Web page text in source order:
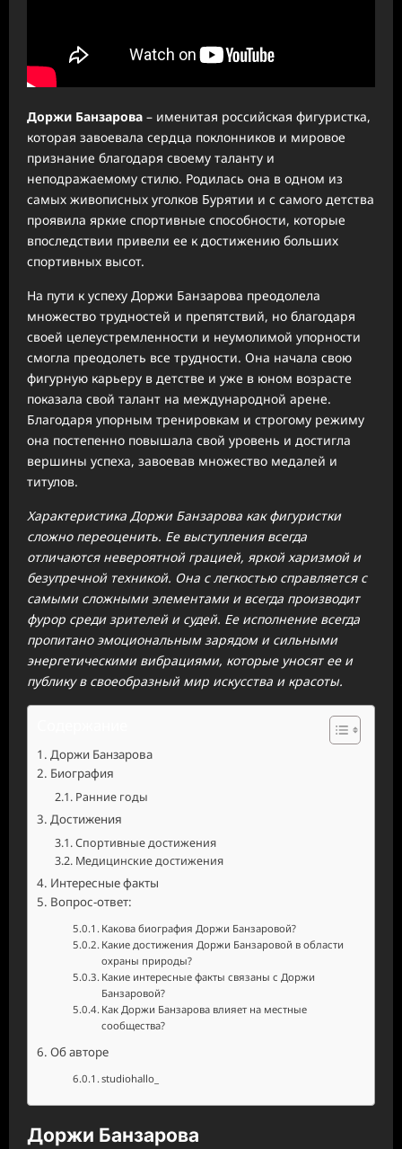
Доржи Банзарова – именитая российская фигуристка,
которая завоевала сердца поклонников и мировое
признание благодаря своему таланту и
неподражаемому стилю. Родилась она в одном из
самых живописных уголков Бурятии и с самого детства
проявила яркие спортивные способности, которые
впоследствии привели ее к достижению больших
спортивных высот.
На пути к успеху Доржи Банзарова преодолела
множество трудностей и препятствий, но благодаря
своей целеустремленности и неумолимой упорности
смогла преодолеть все трудности. Она начала свою
фигурную карьеру в детстве и уже в юном возрасте
показала свой талант на международной арене.
Благодаря упорным тренировкам и строгому режиму
она постепенно повышала свой уровень и достигла
вершины успеха, завоевав множество медалей и
титулов.
Характеристика Доржи Банзарова как фигуристки
сложно переоценить. Ее выступления всегда
отличаются невероятной грацией, яркой харизмой и
безупречной техникой. Она с легкостью справляется с
самыми сложными элементами и всегда производит
фурор среди зрителей и судей. Ее исполнение всегда
пропитано эмоциональным зарядом и сильными
энергетическими вибрациями, которые уносят ее и
публику в своеобразный мир искусства и красоты.
Доржи Банзарова
Биография
Ранние годы
Достижения
Спортивные достижения
Медицинские достижения
Интересные факты
Вопрос-ответ:
Какова биография Доржи Банзаровой?
Какие достижения Доржи Банзаровой в области
охраны природы?
Какие интересные факты связаны с Доржи
Банзаровой?
Как Доржи Банзарова влияет на местные
сообщества?
Об авторе
studiohallo_
Доржи Банзарова